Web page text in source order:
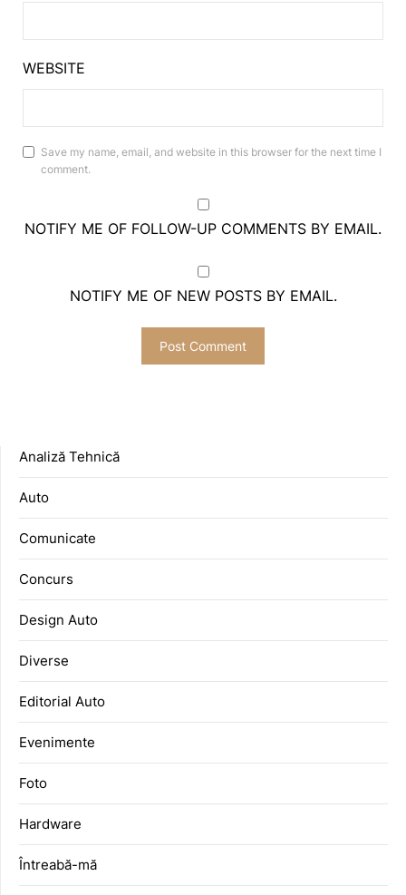
WEBSITE
Save my name, email, and website in this browser for the next time I
comment.
NOTIFY ME OF FOLLOW-UP COMMENTS BY EMAIL.
NOTIFY ME OF NEW POSTS BY EMAIL.
Analiză Tehnică
Auto
Comunicate
Concurs
Design Auto
Diverse
Editorial Auto
Evenimente
Foto
Hardware
Întreabă-mă